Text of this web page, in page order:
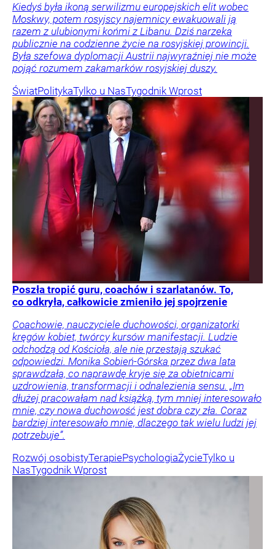
Kiedyś była ikoną serwilizmu europejskich elit wobec
Moskwy, potem rosyjscy najemnicy ewakuowali ją
razem z ulubionymi końmi z Libanu. Dziś narzeka
publicznie na codzienne życie na rosyjskiej prowincji.
Była szefowa dyplomacji Austrii najwyraźniej nie może
pojąć rozumem zakamarków rosyjskiej duszy.
ŚwiatPolitykaTylko u NasTygodnik Wprost
Poszła tropić guru, coachów i szarlatanów. To,
co odkryła, całkowicie zmieniło jej spojrzenie
Coachowie, nauczyciele duchowości, organizatorki
kręgów kobiet, twórcy kursów manifestacji. Ludzie
odchodzą od Kościoła, ale nie przestają szukać
odpowiedzi. Monika Sobień-Górska przez dwa lata
sprawdzała, co naprawdę kryje się za obietnicami
uzdrowienia, transformacji i odnalezienia sensu. „Im
dłużej pracowałam nad książką, tym mniej interesowało
mnie, czy nowa duchowość jest dobra czy zła. Coraz
bardziej interesowało mnie, dlaczego tak wielu ludzi jej
potrzebuje”.
Rozwój osobistyTerapiePsychologiaŻycieTylko u
NasTygodnik Wprost